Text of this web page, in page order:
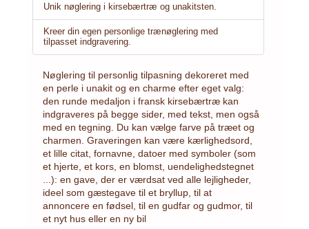
Unik nøglering i kirsebærtræ og unakitsten.
Kreer din egen personlige trænøglering med
tilpasset indgravering.
Nøglering til personlig tilpasning dekoreret med
en perle i unakit og en charme efter eget valg:
den runde medaljon i fransk kirsebærtræ kan
indgraveres på begge sider, med tekst, men også
med en tegning. Du kan vælge farve på træet og
charmen. Graveringen kan være kærlighedsord,
et lille citat, fornavne, datoer med symboler (som
et hjerte, et kors, en blomst, uendelighedstegnet
...): en gave, der er værdsat ved alle lejligheder,
ideel som gæstegave til et bryllup, til at
annoncere en fødsel, til en gudfar og gudmor, til
et nyt hus eller en ny bil